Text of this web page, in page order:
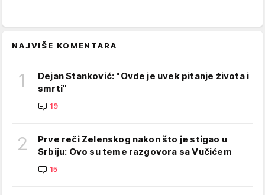
NAJVIŠE KOMENTARA
1
Dejan Stanković: "Ovde je uvek pitanje života i
smrti"
19
2
Prve reči Zelenskog nakon što je stigao u
Srbiju: Ovo su teme razgovora sa Vučićem
15